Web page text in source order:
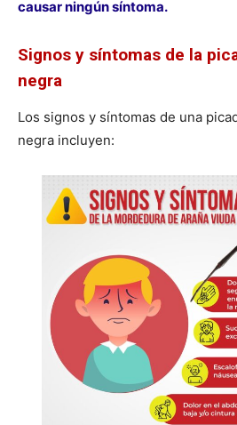
causar ningún síntoma.
Signos y síntomas de la
negra
Los signos y síntomas de una
negra incluyen: